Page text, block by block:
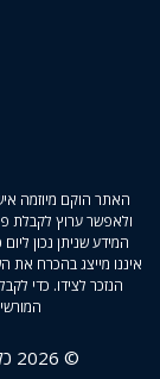
האתר הוקם מיוזמה
ולאפשר ערוץ לקבלת
המידע שניתן נכון
איננו מייצג בהכרח את
הנזכר לצידו. כדי
© 2026 כל הזכויות שמורות לאקדמייה לבנייה והנדסה